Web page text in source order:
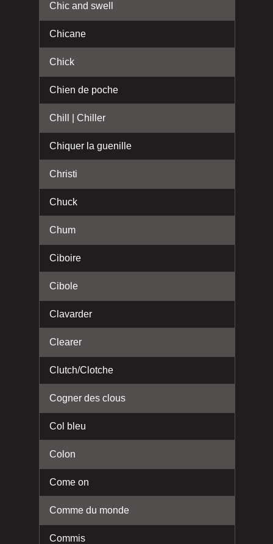
Chic and swell
Chicane
Chick
Chien de poche
Chill | Chiller
Chiquer la guenille
Christi
Chuck
Chum
Ciboire
Cibole
Clavarder
Clearer
Clutch/Clotche
Cogner des clous
Col bleu
Colon
Come on
Comme du monde
Commis